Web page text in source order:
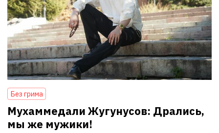
Без грима
Мухаммедали Жугунусов: Дрались,
мы же мужики!